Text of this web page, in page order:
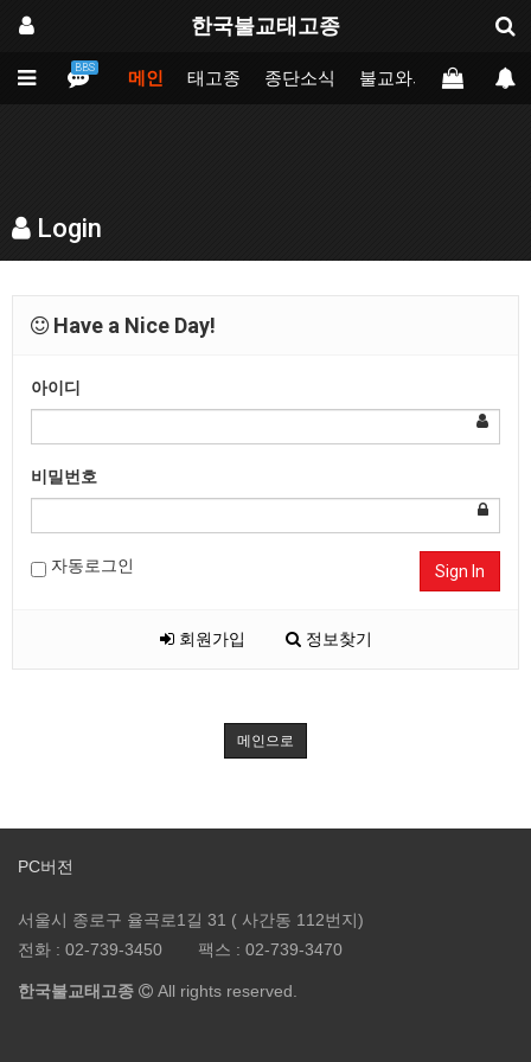
한국불교태고종
BBS
메인 태고종 종단소식 불교와의만남 업
Login
Have a Nice Day!
아이디
비밀번호
자동로그인 Sign In
회원가입 정보찾기
메인으로
PC버전
서울시 종로구 율곡로1길 31 ( 사간동 112번지)
전화 : 02-739-3450 팩스 : 02-739-3470
한국불교태고종 All rights reserved.